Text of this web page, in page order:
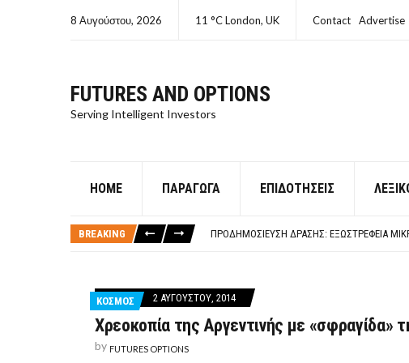
8 Αυγούστου, 2026 11 °C London, UK Contact Advertise
FUTURES AND OPTIONS
Serving Intelligent Investors
HOME ΠΑΡΆΓΩΓΑ ΕΠΙΔΟΤΉΣΕΙΣ
BREAKING
ΠΡΟΔΗΜΟΣΊΕΥΣΗ ΔΡΆΣΗΣ: ΕΞΩΣΤΡΈΦΕΙΑ
ΤΑΜΕΊΟ ΜΙΚΡΟΠΙΣΤΏΣΕΩΝ ΣΥΧΝΈΣ
ΚΟΣΜΟΣ 2 ΑΥΓΟΎΣΤΟΥ, 2014
Χρεοκοπία της Αργεντινής με «σφραγίδα»
by FUTURES OPTIONS